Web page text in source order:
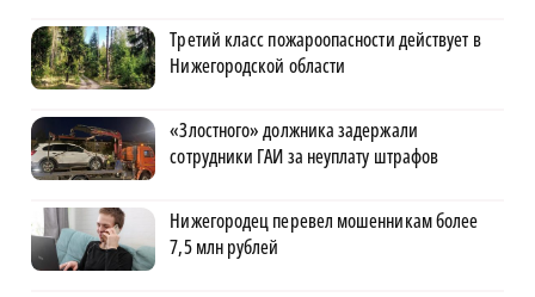
Третий класс пожароопасности действует в
Нижегородской области
«Злостного» должника задержали
сотрудники ГАИ за неуплату штрафов
Нижегородец перевел мошенникам более
7,5 млн рублей